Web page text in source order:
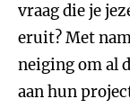
vraag die je
eruit? Met
neiging om al
aan hun